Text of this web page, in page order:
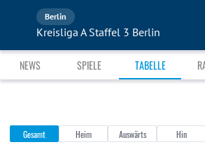
Berlin
Kreisliga A Staffel 3 Berlin
NEWS SPIELE TABELLE
Gesamt Heim Auswärts Hin